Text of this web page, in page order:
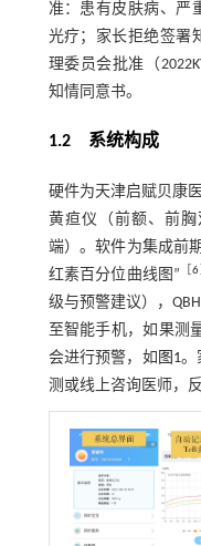
准：患有皮肤病、严
光疗；家长拒绝签署
理委员会批准（
知情同意书。
1.2 系统构成
硬件为天津启赋贝康
黄疸仪（前额、前
端）。软件为集成前
红素百分位曲线图” ［6
级与预警建议），
至智能手机，如果测
会进行预警，如 图1。
测或线上咨询医师，